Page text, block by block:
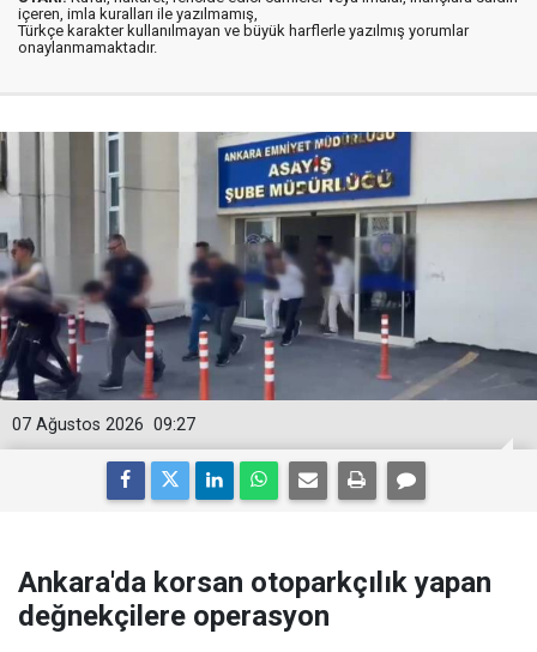
içeren, imla kuralları ile yazılmamış,
Türkçe karakter kullanılmayan ve büyük harflerle yazılmış yorumlar
onaylanmamaktadır.
09:27
07 Ağustos 2026
Ankara'da korsan otoparkçılık yapan
değnekçilere operasyon